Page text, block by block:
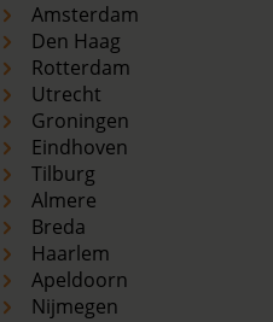
Amsterdam
Den Haag
Rotterdam
Utrecht
Groningen
Eindhoven
Tilburg
Almere
Breda
Haarlem
Apeldoorn
Nijmegen